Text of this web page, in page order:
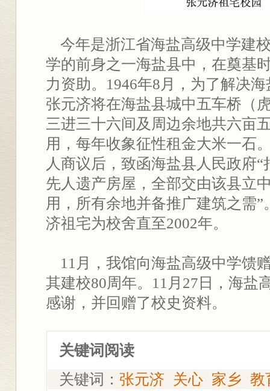
今年是浙江省海盐高级中学建
学的前身之一海盐县中，在奠基
力资助。1946年8月，为了解决
张元济将在海盐县城中五车桥（
三进三十六间及周边余地共六亩
用，每年收象征性租金大米一石
人商议后，致函海盐县人民政府
先人遗产房屋，全部交由该县立
用，所有余地并备推广建筑之需
济祖宅为校舍直至2002年。
11月，我馆向海盐高级中学馈
其建校80周年。11月27日，海盐
感谢，并回赠了校史资料。
关键词阅读
关键词： 张元济 关心 家乡 教